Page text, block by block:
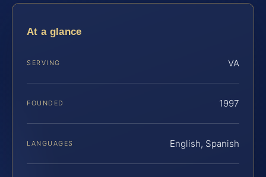
At a glance
SERVING VA
FOUNDED 1997
LANGUAGES English, Spanish